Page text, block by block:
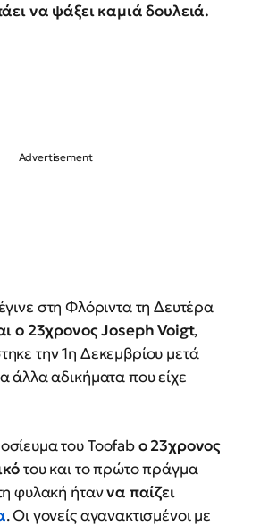
να ψάξει καμιά δουλειά.
στη Φλόριντα τη Δευτέρα
ο 23χρονοςJosephVoigt,
την 1η Δεκεμβρίου μετά
άλλα αδικήματα που είχε
του Toofabο 23χρονος
του και το πρώτο πράγμα
φυλακή ήταννα παίζει
. Οι γονείς αγανακτισμένοι με